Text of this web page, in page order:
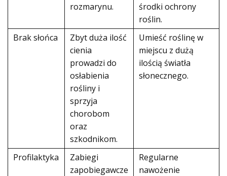
rozmarynu.
środki ochrony
roślin.
Brak słońca
Zbyt duża ilość
cienia
prowadzi do
osłabienia
rośliny i
sprzyja
chorobom
oraz
szkodnikom.
Umieść roślinę w
miejscu z dużą
ilością światła
słonecznego.
Profilaktyka
Zabiegi
zapobiegawcze
Regularne
nawożenie